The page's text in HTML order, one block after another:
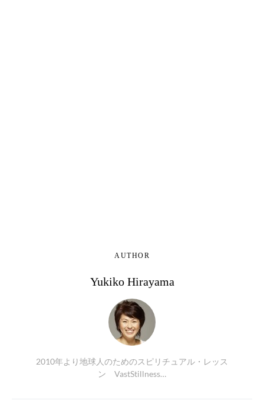
AUTHOR
Yukiko Hirayama
2010年より地球人のためのスピリチュアル・レッス
ン VastStillness…